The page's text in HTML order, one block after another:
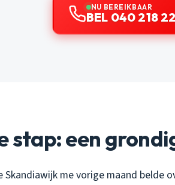
NU BEREIKBAAR
BEL 040 218
stap: een
Skandiawijk me vorige maand belde